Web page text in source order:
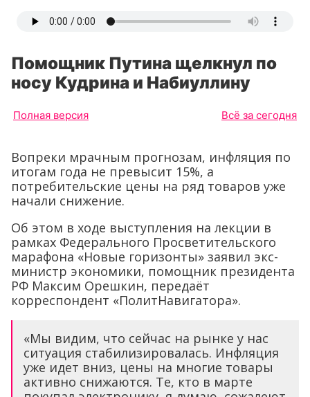
Помощник Путина щелкнул по
носу Кудрина и Набиуллину
Полная версия Всё за сегодня
Вопреки мрачным прогнозам, инфляция по
итогам года не превысит 15%, а
потребительские цены на ряд товаров уже
начали снижение.
Об этом в ходе выступления на лекции в
рамках Федерального Просветительского
марафона «Новые горизонты» заявил экс-
министр экономики, помощник президента
РФ Максим Орешкин, передаёт
корреспондент «ПолитНавигатора».
«Мы видим, что сейчас на рынке у нас
ситуация стабилизировалась. Инфляция
уже идет вниз, цены на многие товары
активно снижаются. Те, кто в марте